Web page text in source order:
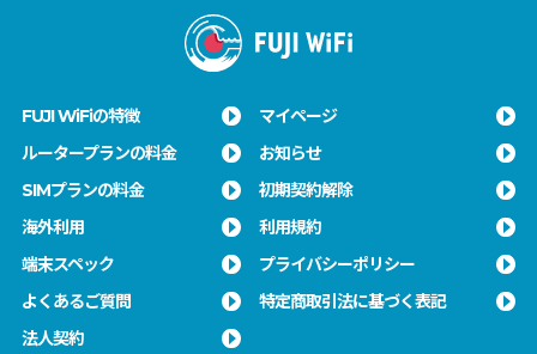
FUJI WiFiの特徴
ルータープランの料金
SIMプランの料金
海外利用
端末スペック
よくあるご質問
法人契約
マイページ
お知らせ
初期契約解除
利用規約
プライバシーポリシー
特定商取引法に基づく表記